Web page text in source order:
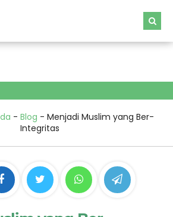
gtag('js', new
BWME4274RY');
- Blog - Menjadi Muslim yang Ber-
Integritas